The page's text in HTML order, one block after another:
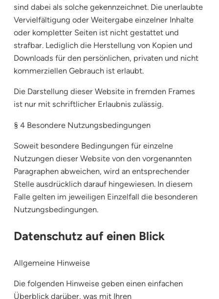
sind dabei als solche gekennzeichnet. Die unerlaubte
Vervielfältigung oder Weitergabe einzelner Inhalte
oder kompletter Seiten ist nicht gestattet und
strafbar. Lediglich die Herstellung von Kopien und
Downloads für den persönlichen, privaten und nicht
kommerziellen Gebrauch ist erlaubt.
Die Darstellung dieser Website in fremden Frames
ist nur mit schriftlicher Erlaubnis zulässig.
§ 4 Besondere Nutzungsbedingungen
Soweit besondere Bedingungen für einzelne
Nutzungen dieser Website von den vorgenannten
Paragraphen abweichen, wird an entsprechender
Stelle ausdrücklich darauf hingewiesen. In diesem
Falle gelten im jeweiligen Einzelfall die besonderen
Nutzungsbedingungen.
Datenschutz auf einen Blick
Allgemeine Hinweise
Die folgenden Hinweise geben einen einfachen
Überblick darüber, was mit Ihren